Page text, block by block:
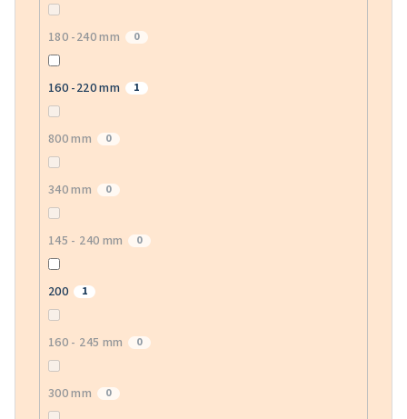
180 -240 mm 0
160 -220 mm 1
800 mm 0
340 mm 0
145 - 240 mm 0
200 1
160 - 245 mm 0
300 mm 0